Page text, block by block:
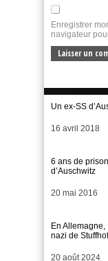
Enregistrer
navigateur
Un ex-SS
Date
16 avril 2018
6 ans de
d’Auschwitz
Date
20 mai 2016
En
nazi de
Date
20 août 2024